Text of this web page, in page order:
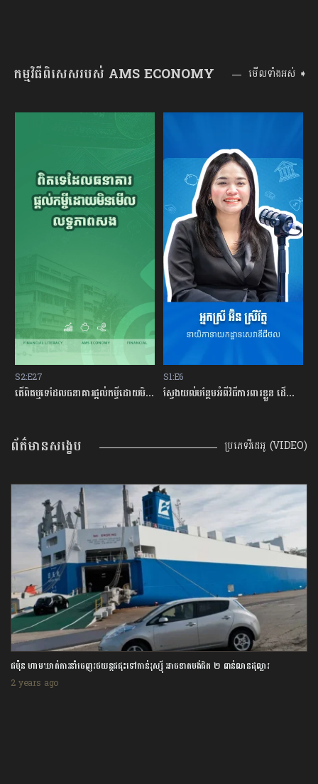
កម្មវិធីពិសេសរបស់ AMS ECONOMY មើលទាំងអស់ ➧
S2:E27
តើពិតឬទេដែលធនាគារផ្ដល់កម្ចីដោយមិនសិក្សាលើលទ្ធភាពសងត្រឡប់?
S1:E6
ស្វែងយល់បន្ថែមអំពីវិធីការពារខ្លួន ដើម្បីជៀសវាងពីការឆបោកតាមបច្ចេកវិទ្យាហិរញ្ញវត្ថុ!
ព័ត៌មានសង្ខេប ប្រភេទវីដេអូ (VIDEO)
ជប៉ុន ហាមឃាត់ការនាំចេញរថយន្តជជុះទៅកាន់រុស្ស៊ី អាចខាតបង់ជិត ២ ពាន់លានដុល្លារ
2 years ago